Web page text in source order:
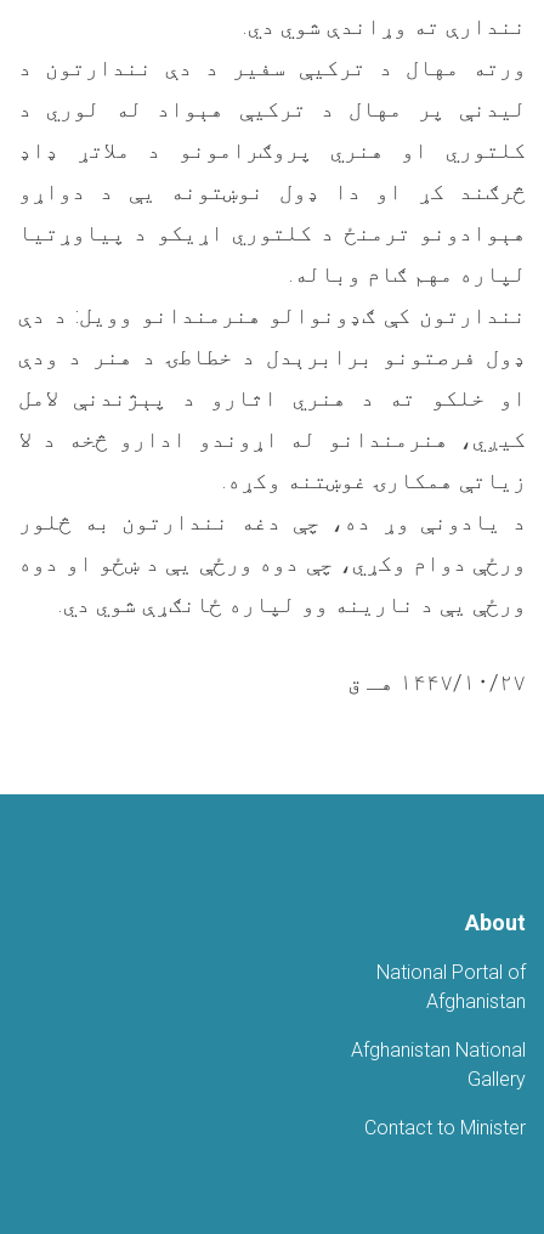
نندارې ته وړاندې شوي دي.
ورته مهال د ترکيې سفير د دې نندارتون د
ليدنې پر مهال د ترکیې هېواد له لوري د
کلتوري او هنري پروګرامونو د ملاتړ ډاډ
څرګند کړ او دا ډول نوښتونه يې د دواړو
هېوادونو ترمنځ د کلتوري اړيکو د پياوړتيا
لپاره مهم ګام وباله.
نندارتون کې ګډونوالو هنرمندانو وویل: د دې
ډول فرصتونو برابرېدل د ‌خطاطۍ د هنر د ودې
او خلکو ته د هنري اثارو د پېژندنې لامل
کیږي، هنرمندانو له اړوندو ادارو څخه د لا
زياتې همکارۍ غوښتنه وکړه.
د يادونې وړ ده، چې دغه نندارتون به څلور
ورځې دوام وکړي، چې دوه ورځې يې د ښځو او دوه
ورځې يې د نارينه وو لپاره ځانګړې شوي دي.
۱۴۴۷/۱۰/۲۷ هـ ق
About
National Portal of
Afghanistan
Afghanistan National
Gallery
Contact to Minister